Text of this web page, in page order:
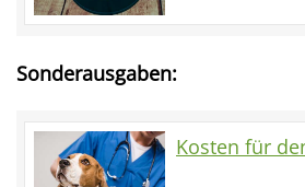
Sonderausgaben:
Kosten für